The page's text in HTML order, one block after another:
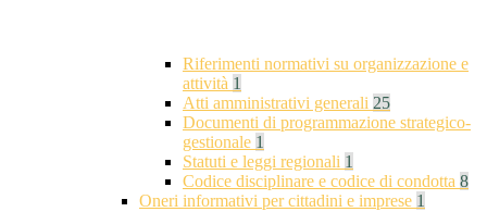
Riferimenti normativi su organizzazione e
attività 1
Atti amministrativi generali 25
Documenti di programmazione strategico-
gestionale 1
Statuti e leggi regionali 1
Codice disciplinare e codice di condotta 8
Oneri informativi per cittadini e imprese 1